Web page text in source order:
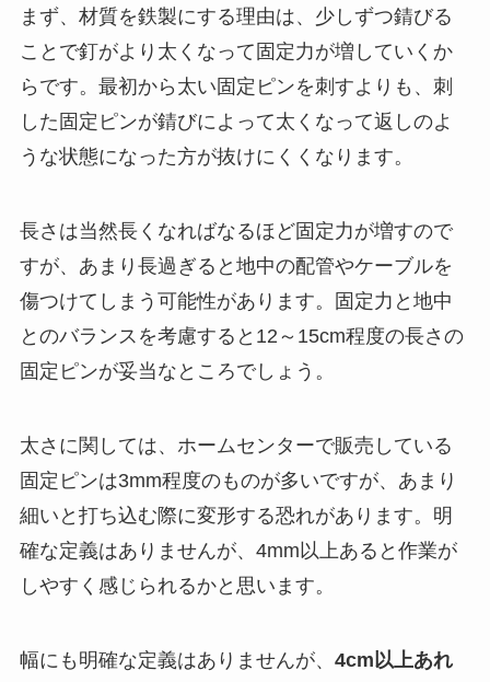
まず、材質を鉄製にする理由は、少しずつ錆びる
ことで釘がより太くなって固定力が増していくか
らです。最初から太い固定ピンを刺すよりも、刺
した固定ピンが錆びによって太くなって返しのよ
うな状態になった方が抜けにくくなります。
長さは当然長くなればなるほど固定力が増すので
すが、あまり長過ぎると地中の配管やケーブルを
傷つけてしまう可能性があります。固定力と地中
とのバランスを考慮すると12～15cm程度の長さの
固定ピンが妥当なところでしょう。
太さに関しては、ホームセンターで販売している
固定ピンは3mm程度のものが多いですが、あまり
細いと打ち込む際に変形する恐れがあります。明
確な定義はありませんが、4mm以上あると作業が
しやすく感じられるかと思います。
幅にも明確な定義はありませんが、 4cm以上あれ